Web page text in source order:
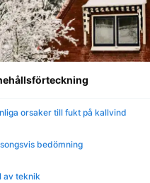
orsaker till fukt på kallvind
bedömning
av teknik